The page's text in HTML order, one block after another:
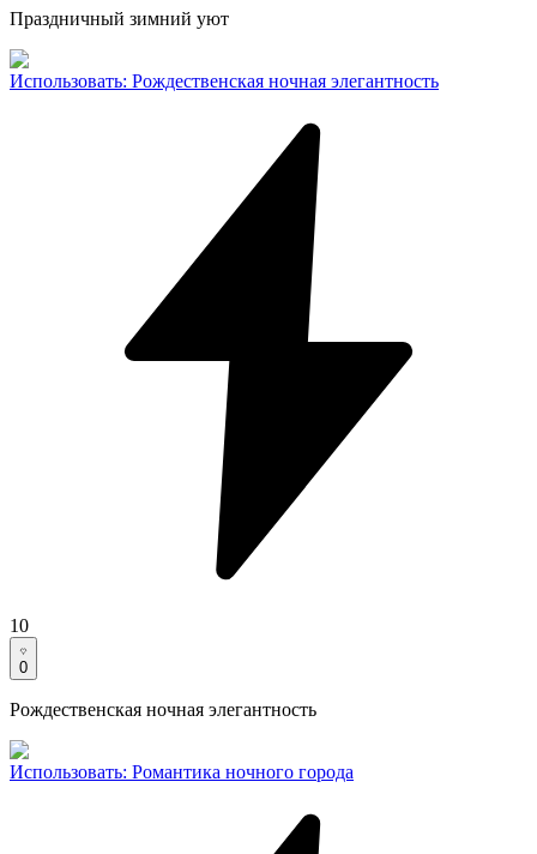
Праздничный зимний уют
Использовать: Рождественская ночная элегантность
10
0
Рождественская ночная элегантность
Использовать: Романтика ночного города